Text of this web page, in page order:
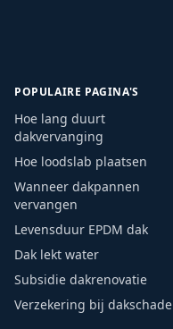
POPULAIRE PAGINA'S
Hoe lang duurt
dakvervanging
Hoe loodslab plaatsen
Wanneer dakpannen
vervangen
Levensduur EPDM dak
Dak lekt water
Subsidie dakrenovatie
Verzekering bij dakschade